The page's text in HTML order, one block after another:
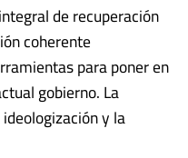
de recuperación
coherente
para poner en
gobierno. La
y la